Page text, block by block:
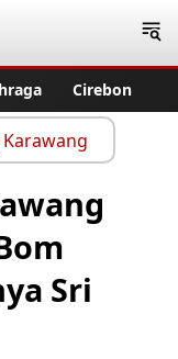
Cirebon
Sri